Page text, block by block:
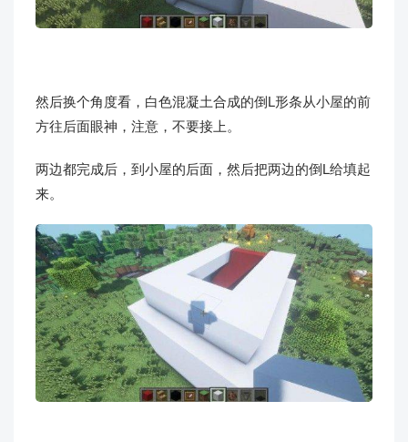
然后换个角度看，白色混凝土合成的倒L形条从小屋的前
方往后面眼神，注意，不要接上。
两边都完成后，到小屋的后面，然后把两边的倒L给填起
来。